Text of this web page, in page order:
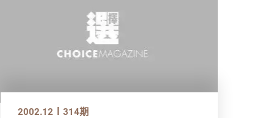
2002.12 314期